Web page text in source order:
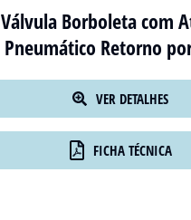
Válvula Borboleta com
Pneumático Retorno
VER DETALHES
FICHA TÉCNICA